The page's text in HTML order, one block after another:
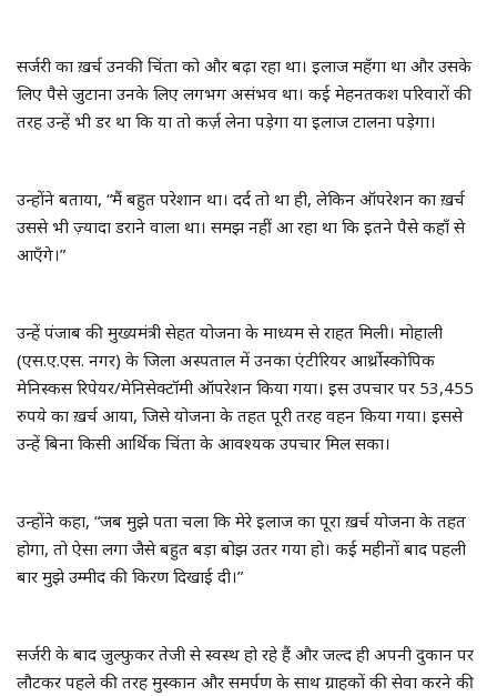
सर्जरी का ख़र्च उनकी चिंता को और बढ़ा रहा था। इलाज महँगा था और उसके
लिए पैसे जुटाना उनके लिए लगभग असंभव था। कई मेहनतकश परिवारों की
तरह उन्हें भी डर था कि या तो कर्ज़ लेना पड़ेगा या इलाज टालना पड़ेगा।
उन्होंने बताया, “मैं बहुत परेशान था। दर्द तो था ही, लेकिन ऑपरेशन का ख़र्च
उससे भी ज़्यादा डराने वाला था। समझ नहीं आ रहा था कि इतने पैसे कहाँ से
आएँगे।”
उन्हें पंजाब की मुख्यमंत्री सेहत योजना के माध्यम से राहत मिली। मोहाली
(एस.ए.एस. नगर) के जिला अस्पताल में उनका एंटीरियर आर्थ्रोस्कोपिक
मेनिस्कस रिपेयर/मेनिसेक्टॉमी ऑपरेशन किया गया। इस उपचार पर 53,455
रुपये का ख़र्च आया, जिसे योजना के तहत पूरी तरह वहन किया गया। इससे
उन्हें बिना किसी आर्थिक चिंता के आवश्यक उपचार मिल सका।
उन्होंने कहा, “जब मुझे पता चला कि मेरे इलाज का पूरा ख़र्च योजना के तहत
होगा, तो ऐसा लगा जैसे बहुत बड़ा बोझ उतर गया हो। कई महीनों बाद पहली
बार मुझे उम्मीद की किरण दिखाई दी।”
सर्जरी के बाद जुल्फुकर तेजी से स्वस्थ हो रहे हैं और जल्द ही अपनी दुकान पर
लौटकर पहले की तरह मुस्कान और समर्पण के साथ ग्राहकों की सेवा करने की